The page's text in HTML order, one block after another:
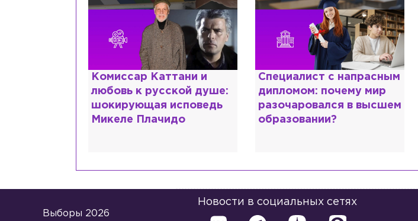
Специалист с напрасным
дипломом: почему мир
разочаровался в высшем
образовании?
Женился на украинке,
зовёт релокантов в РФ и
метит во власть: как
выживает Юрий Шевчук
Выборы 2026
Новости в социальных сетях